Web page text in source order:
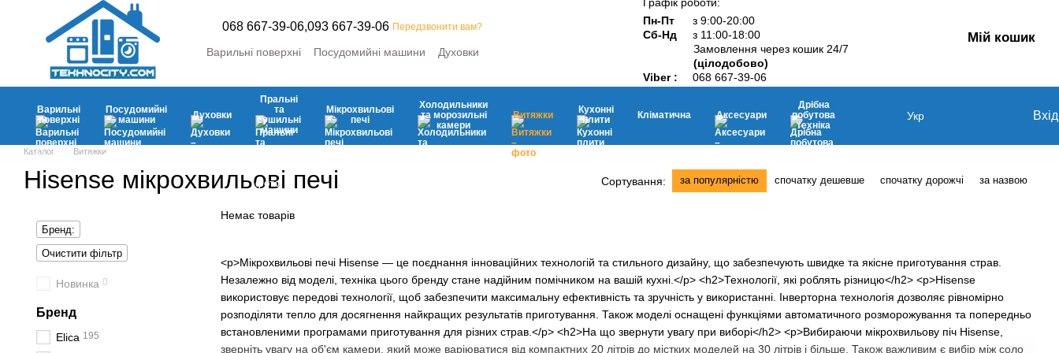
Перейти до основного контенту
068 667-39-06,093 667-39-06 Передзвонити вам?
Варильні поверхні Посудомийні машини
Духовки
Холодильники та морозильні камери
Витяжки
Кухонні плити
Кліматична
Аксесуари Дрібна побутова техніка
Пн-Пт
з 9:00-20:00
Сб-Нд
з 11:00-18:00
Замовлення через кошик 24/7
(цілодобово)
Viber :
068 667-39-06
Мій кошик
Варильні
поверхні
Посудомийні
машини
Духовки
Пральні
та
сушильні
машини
Мікрохвильові
печі
Холодильники
та морозильні
камери
Витяжки
Кухонні
плити
Кліматична Аксесуари
Дрібна
побутова
техніка
Укр Вхід
Каталог Витяжки
Hisense мікрохвильові печі Сортування: за популярністю спочатку дешевше спочатку дорожчі за назвою
<p>Мікрохвильові печі Hisense — це поєднання інноваційних технологій та стильного дизайну, що забезпечують швидке та якісне приготування страв.
Незалежно від моделі, техніка цього бренду стане надійним помічником на вашій кухні.</p> <h2>Технології, які роблять різницю</h2> <p>Hisense
використовує передові технології, щоб забезпечити максимальну ефективність та зручність у використанні. Інверторна технологія дозволяє рівномірно
розподіляти тепло для досягнення найкращих результатів приготування. Також моделі оснащені функціями автоматичного розморожування та попередньо
встановленими програмами приготування для різних страв.</p> <h2>На що звернути увагу при виборі</h2> <p>Вибираючи мікрохвильову піч Hisense,
зверніть увагу на об'єм камери, який може варіюватися від компактних 20 літрів до містких моделей на 30 літрів і більше. Також важливим є вибір між соло
Немає товарів
Бренд:
Очистити фільтр
Новинка 0
Бренд
Elica 195